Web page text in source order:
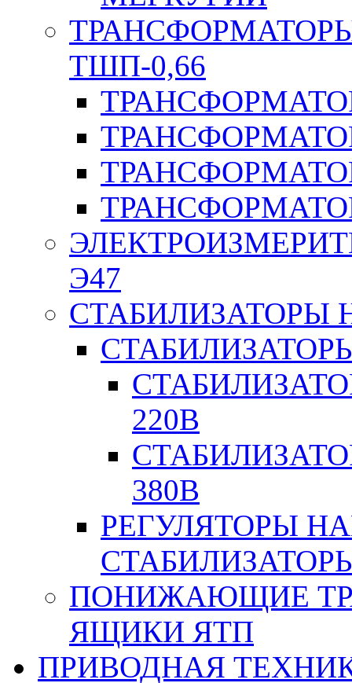
ТШП-0,66
Э47
СТАБИЛИЗАТОРЫ
220В
380В
РЕГУЛЯТОРЫ
ПОНИЖАЮЩИЕ
ЯЩИКИ ЯТП
ПРИВОДНАЯ